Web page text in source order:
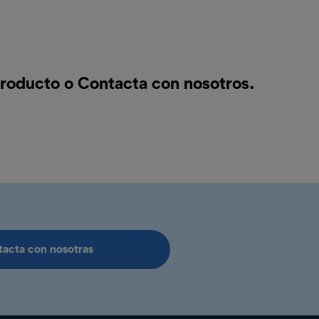
o Contacta con nosotros.
con nosotras